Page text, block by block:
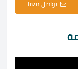
تواصل معنا